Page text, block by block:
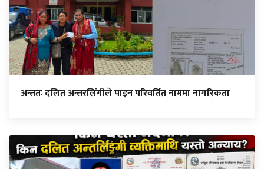
अन्ततः दलित अन्तरलिंगीले पाइन परिवर्तित नाममा नागरिकता